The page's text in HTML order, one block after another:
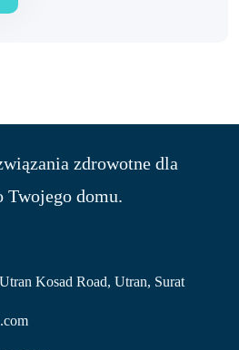
zdrowotne dla
Twojego domu.
Kosad Road, Utran, Surat